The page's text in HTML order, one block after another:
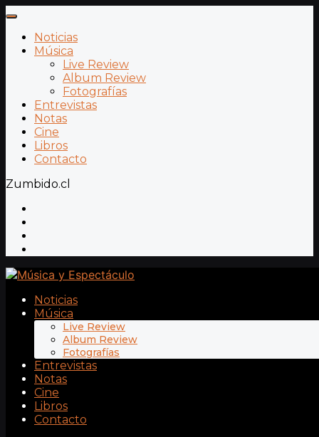
Noticias
Música
Live Review
Album Review
Fotografías
Entrevistas
Notas
Cine
Libros
Contacto
Zumbido.cl
Noticias
Música
Live Review
Album Review
Fotografías
Entrevistas
Notas
Cine
Libros
Contacto